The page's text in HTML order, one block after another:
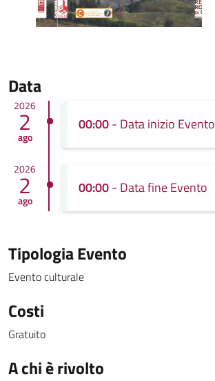
Data
2026
2
ago
00:00- Data inizio Evento
2026
2
ago
00:00- Data fine Evento
Tipologia Evento
Evento culturale
Costi
Gratuito
A chi è rivolto